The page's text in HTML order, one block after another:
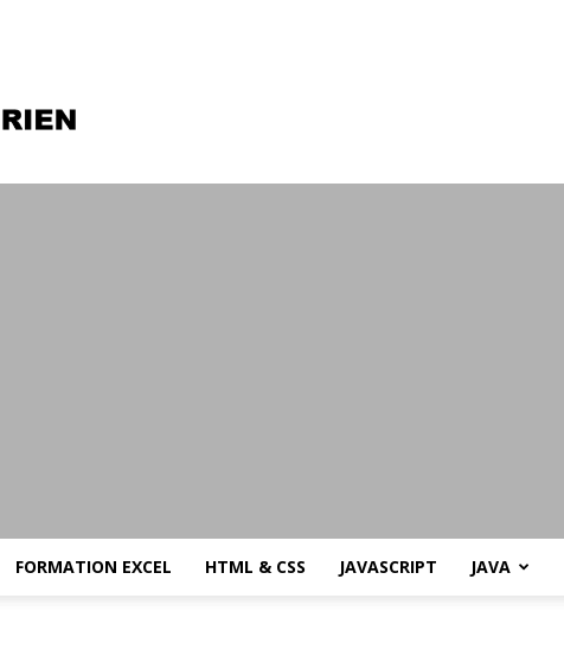
FORMATION EXCEL HTML & CSS JAVASCRIPT JAVA